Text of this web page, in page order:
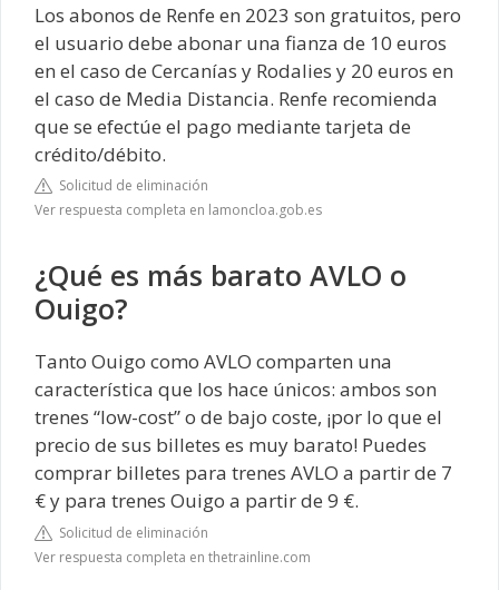
Los abonos de Renfe en 2023 son gratuitos, pero
el usuario debe abonar una fianza de 10 euros
en el caso de Cercanías y Rodalies y 20 euros en
el caso de Media Distancia. Renfe recomienda
que se efectúe el pago mediante tarjeta de
crédito/débito.
Solicitud de eliminación
Ver respuesta completa en lamoncloa.gob.es
¿Qué es más barato AVLO o
Ouigo?
Tanto Ouigo como AVLO comparten una
característica que los hace únicos: ambos son
trenes “low-cost” o de bajo coste, ¡por lo que el
precio de sus billetes es muy barato! Puedes
comprar billetes para trenes AVLO a partir de 7
€ y para trenes Ouigo a partir de 9 €.
Solicitud de eliminación
Ver respuesta completa en thetrainline.com